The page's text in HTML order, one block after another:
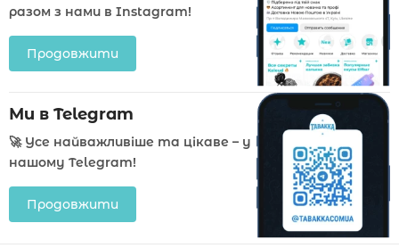
разом з нами в Instagram!
Продовжити
Ми в Telegram
🚀 Усе найважливіше та цікаве – у
нашому Telegram!
Продовжити